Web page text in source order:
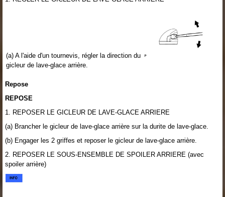
(a) A l'aide d'un tournevis, régler la direction du
gicleur de lave-glace arrière.
Repose
REPOSE
1. REPOSER LE GICLEUR DE LAVE-GLACE ARRIERE
(a) Brancher le gicleur de lave-glace arrière sur la durite de lave-glace.
(b) Engager les 2 griffes et reposer le gicleur de lave-glace arrière.
2. REPOSER LE SOUS-ENSEMBLE DE SPOILER ARRIERE (avec
spoiler arrière)